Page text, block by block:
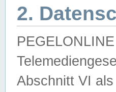
2.
Abschnitt VI